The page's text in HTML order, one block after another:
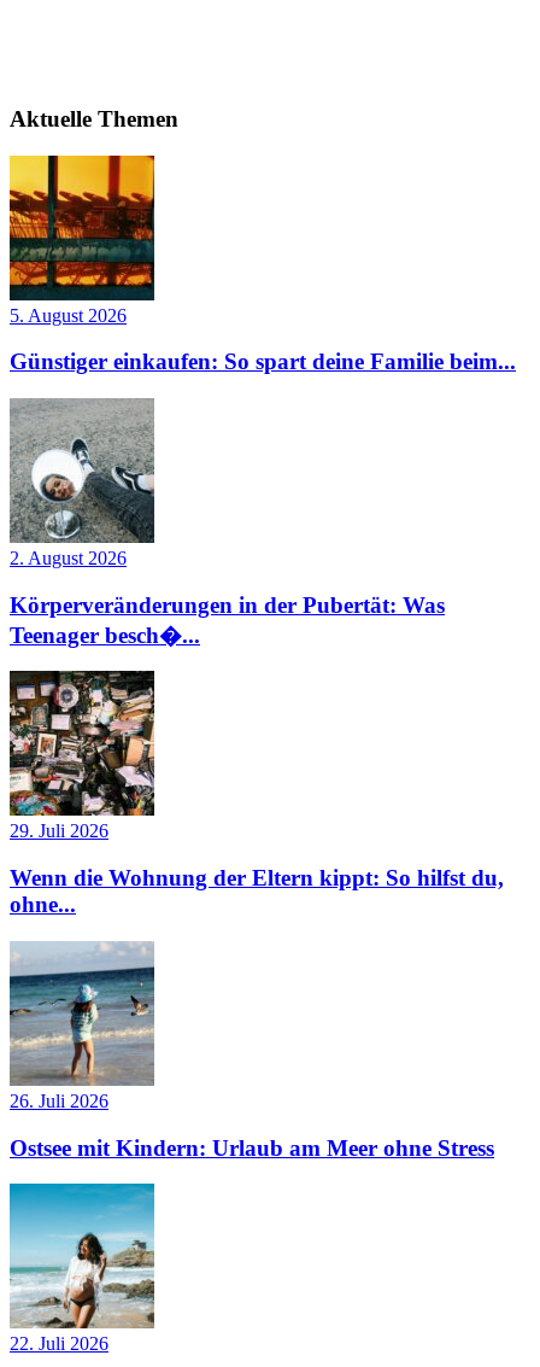
Aktuelle Themen
5. August 2026
Günstiger einkaufen: So spart deine Familie beim...
2. August 2026
Körperveränderungen in der Pubertät: Was
Teenager besch�...
29. Juli 2026
Wenn die Wohnung der Eltern kippt: So hilfst du,
ohne...
26. Juli 2026
Ostsee mit Kindern: Urlaub am Meer ohne Stress
22. Juli 2026